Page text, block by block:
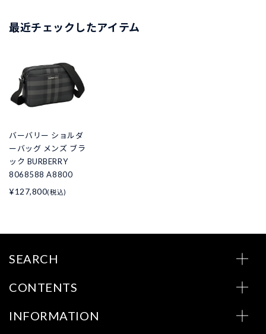
最近チェックしたアイテム
バーバリー ショルダ
ーバッグ メンズ ブラ
ック BURBERRY
8068588 A8800
¥127,800(税込)
SEARCH
CONTENTS
INFORMATION